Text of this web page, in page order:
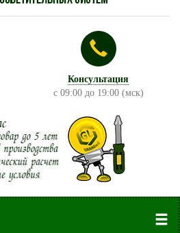
Консультация
с 09:00 до 19:00 (мск)